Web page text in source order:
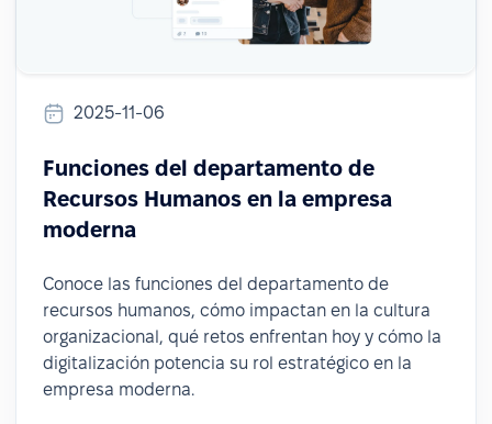
2025-11-06
Funciones del departamento de
Recursos Humanos en la empresa
moderna
Conoce las funciones del departamento de
recursos humanos, cómo impactan en la cultura
organizacional, qué retos enfrentan hoy y cómo la
digitalización potencia su rol estratégico en la
empresa moderna.